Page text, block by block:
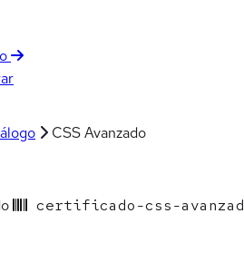
CSS Avanzado
certificado-css-